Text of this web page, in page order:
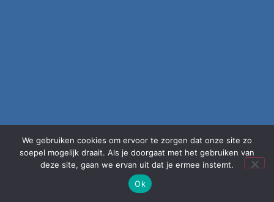
We gebruiken cookies om ervoor te zorgen dat onze site zo
soepel mogelijk draait. Als je doorgaat met het gebruiken van
deze site, gaan we ervan uit dat je ermee instemt.
Ok